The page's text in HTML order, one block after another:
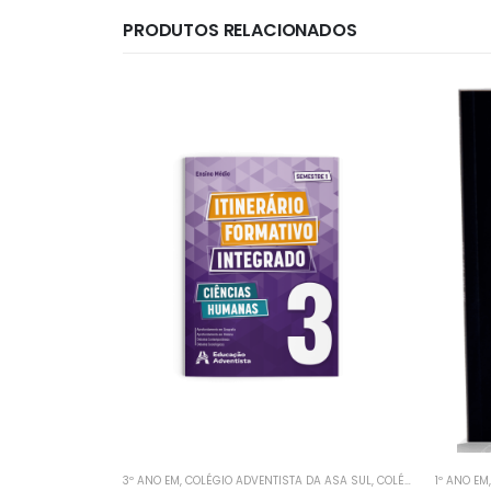
PRODUTOS RELACIONADOS
3º ANO EM, COLÉGIO ADVENTISTA DA ASA SUL, COLÉGIO ADVENTISTA DE PLANALTINA 1º ANO EM,